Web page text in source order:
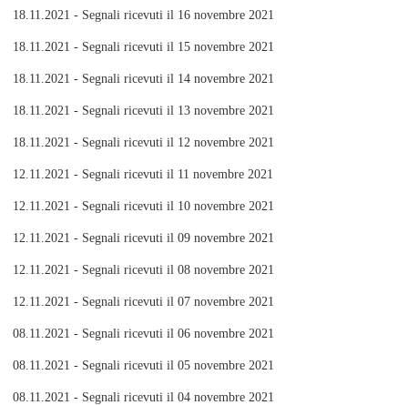
18.11.2021 - Segnali ricevuti il 16 novembre 2021
18.11.2021 - Segnali ricevuti il 15 novembre 2021
18.11.2021 - Segnali ricevuti il 14 novembre 2021
18.11.2021 - Segnali ricevuti il 13 novembre 2021
18.11.2021 - Segnali ricevuti il 12 novembre 2021
12.11.2021 - Segnali ricevuti il 11 novembre 2021
12.11.2021 - Segnali ricevuti il 10 novembre 2021
12.11.2021 - Segnali ricevuti il 09 novembre 2021
12.11.2021 - Segnali ricevuti il 08 novembre 2021
12.11.2021 - Segnali ricevuti il 07 novembre 2021
08.11.2021 - Segnali ricevuti il 06 novembre 2021
08.11.2021 - Segnali ricevuti il 05 novembre 2021
08.11.2021 - Segnali ricevuti il 04 novembre 2021